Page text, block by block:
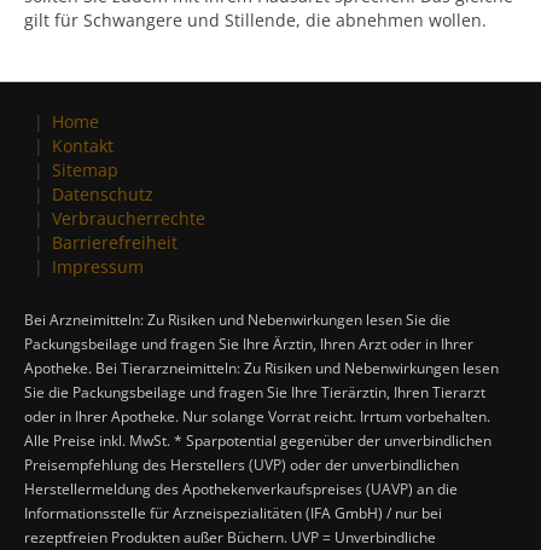
gilt für Schwangere und Stillende, die abnehmen wollen.
Home
Kontakt
Sitemap
Datenschutz
Verbraucherrechte
Barrierefreiheit
Impressum
Bei Arzneimitteln: Zu Risiken und Nebenwirkungen lesen Sie die
Packungsbeilage und fragen Sie Ihre Ärztin, Ihren Arzt oder in Ihrer
Apotheke. Bei Tierarzneimitteln: Zu Risiken und Nebenwirkungen lesen
Sie die Packungsbeilage und fragen Sie Ihre Tierärztin, Ihren Tierarzt
oder in Ihrer Apotheke. Nur solange Vorrat reicht. Irrtum vorbehalten.
Alle Preise inkl. MwSt. * Sparpotential gegenüber der unverbindlichen
Preisempfehlung des Herstellers (UVP) oder der unverbindlichen
Herstellermeldung des Apothekenverkaufspreises (UAVP) an die
Informationsstelle für Arzneispezialitäten (IFA GmbH) / nur bei
rezeptfreien Produkten außer Büchern. UVP = Unverbindliche